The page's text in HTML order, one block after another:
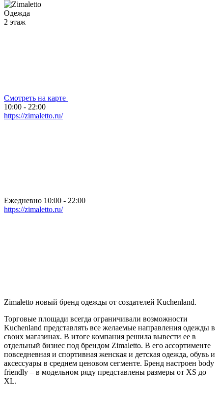
Одежда
2 этаж
Смотреть на карте
10:00 - 22:00
https://zimaletto.ru/
Ежедневно 10:00 - 22:00
https://zimaletto.ru/
Zimaletto новый бренд одежды от создателей Kuchenland.
Торговые площади всегда ограничивали возможности
Kuchenland представлять все желаемые направления одежды в
своих магазинах. В итоге компания решила вывести ее в
отдельный бизнес под брендом Zimaletto. В его ассортименте
повседневная и спортивная женская и детская одежда, обувь и
аксессуары в среднем ценовом сегменте. Бренд настроен body
friendly – в модельном ряду представлены размеры от XS до
XL.